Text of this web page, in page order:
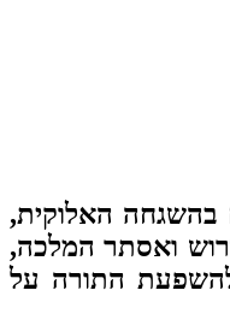
בהשגחה האלוקית,
ואסתר המלכה,
להשפעת התורה על